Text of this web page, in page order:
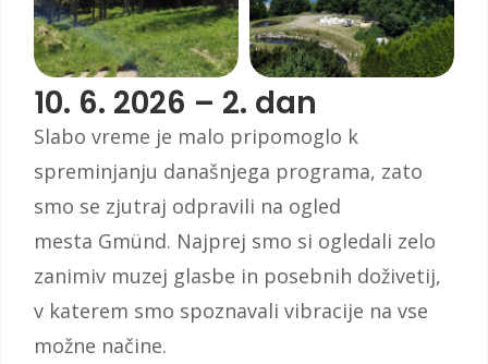
10. 6. 2026 – 2. dan
Slabo vreme je malo pripomoglo k
spreminjanju današnjega programa, zato
smo se zjutraj odpravili na ogled
mesta Gmünd. Najprej smo si ogledali zelo
zanimiv muzej glasbe in posebnih doživetij,
v katerem smo spoznavali vibracije na vse
možne načine.